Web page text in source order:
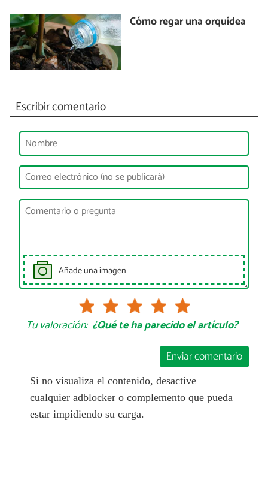
Cómo regar una orquídea
Escribir comentario
Añade una imagen
Tu valoración: ¿Qué te ha parecido el artículo?
Enviar comentario
Si no visualiza el contenido, desactive
cualquier adblocker o complemento que pueda
estar impidiendo su carga.